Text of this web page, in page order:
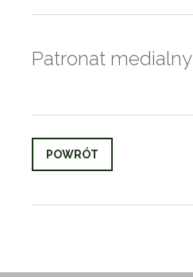
Patronat medialny
POWRÓT